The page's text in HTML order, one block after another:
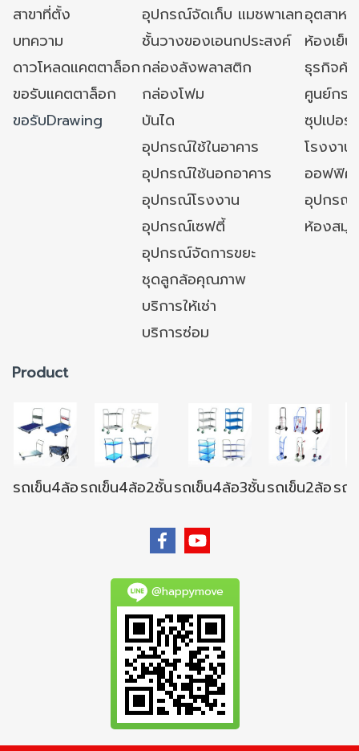
สาขาที่ตั้ง
อุปกรณ์จัดเก็บ แมชพาเลทอุตสาหก
บทความ
ชั้นวางของเอนกประสงค์
ห้องเย็
ดาวโหลดแคตตาล็อกกล่องลังพลาสติก
ธุรกิจค้
ขอรับแคตตาล็อก
กล่องโฟม
ศูนย์กร
ขอรับDrawing
บันได
ซุปเปอ
อุปกรณ์ใช้ในอาคาร
โรงงา
อุปกรณ์ใช้นอกอาคาร
ออฟฟิศ/
อุปกรณ์โรงงาน
อุปกรณ์
อุปกรณ์เซฟตี้
ห้องสมุ
อุปกรณ์จัดการขยะ
ชุดลูกล้อคุณภาพ
บริการให้เช่า
บริการซ่อม
Product
รถเข็น4ล้อรถเข็น4ล้อ2ชั้นรถเข็น4ล้อ3ชั้นรถเข็น2ล้อรถ
@happymove